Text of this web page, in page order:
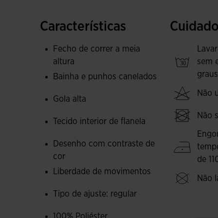
Foi confeccionada com um tecido macio e
temperaturas. Tudo isso faz desta peça uma
em nenhuma das suas atividades desportivas.
O seu design caracteriza-se pelos cortes em
superior e rebordo lateral. Um básico no
Características
Fecho de correr a meia
altura
Bainha e punhos canelados
Gola alta
Tecido interior de flanela
Desenho com contraste de
cor
Liberdade de movimentos
Tipo de ajuste: regular
sem
graus
Não
Não
de
Não